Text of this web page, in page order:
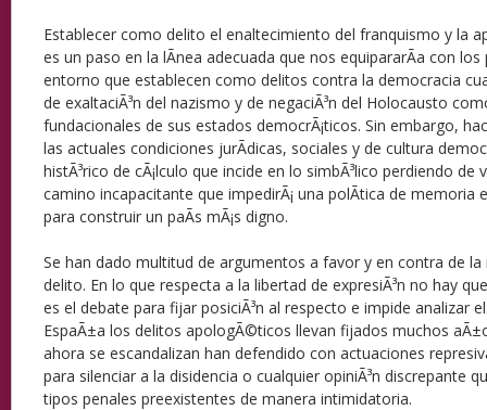
Establecer como delito el enaltecimiento del franquismo y la
es un paso en la lÃ­nea adecuada que nos equipararÃ­a con
entorno que establecen como delitos contra la democracia
de exaltaciÃ³n del nazismo y de negaciÃ³n del Holocausto
fundacionales de sus estados democrÃ¡ticos. Sin embargo,
las actuales condiciones jurÃ­dicas, sociales y de cultura
histÃ³rico de cÃ¡lculo que incide en lo simbÃ³lico perdiendo de
camino incapacitante que impedirÃ¡ una polÃ­tica de memoria
para construir un paÃ­s mÃ¡s digno.
Se han dado multitud de argumentos a favor y en contra de la
delito. En lo que respecta a la libertad de expresiÃ³n no hay
es el debate para fijar posiciÃ³n al respecto e impide analizar
EspaÃ±a los delitos apologÃ©ticos llevan fijados muchos
ahora se escandalizan han defendido con actuaciones
para silenciar a la disidencia o cualquier opiniÃ³n discrepante
tipos penales preexistentes de manera intimidatoria.